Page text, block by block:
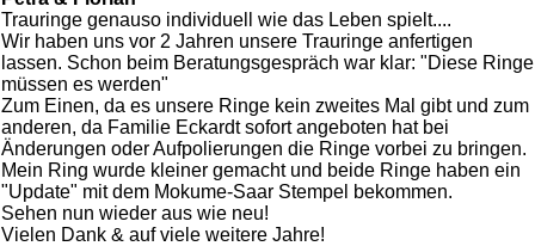
Trauringe genauso individuell wie das Leben spielt....
Wir haben uns vor 2 Jahren unsere Trauringe anfertigen
lassen. Schon beim Beratungsgespräch war klar: "Diese Ringe
müssen es werden"
Zum Einen, da es unsere Ringe kein zweites Mal gibt und zum
anderen, da Familie Eckardt sofort angeboten hat bei
Änderungen oder Aufpolierungen die Ringe vorbei zu bringen.
Mein Ring wurde kleiner gemacht und beide Ringe haben ein
"Update" mit dem Mokume-Saar Stempel bekommen.
Sehen nun wieder aus wie neu!
Vielen Dank & auf viele weitere Jahre!